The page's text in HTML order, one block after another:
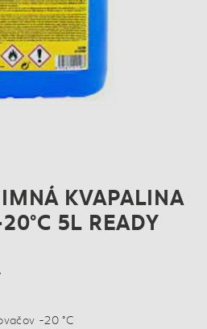
KVAPALINA
5L READY
-20 °C